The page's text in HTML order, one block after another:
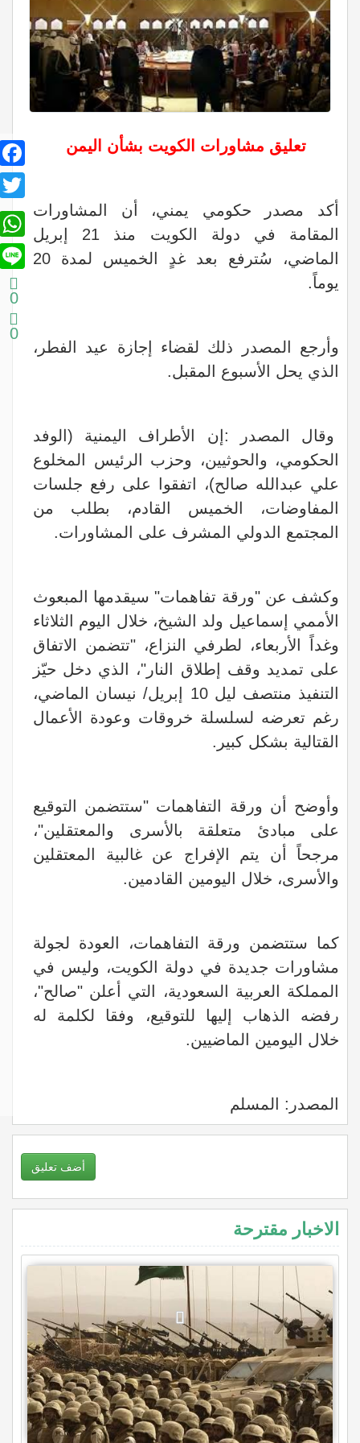
تعليق مشاورات الكويت بشأن اليمن
أكد مصدر حكومي يمني، أن المشاورات
المقامة في دولة الكويت منذ 21 إبريل
الماضي، سُترفع بعد غدٍ الخميس لمدة 20
يوماً.
وأرجع المصدر ذلك لقضاء إجازة عيد الفطر،
الذي يحل الأسبوع المقبل.
وقال المصدر :إن الأطراف اليمنية (الوفد
الحكومي، والحوثيين، وحزب الرئيس المخلوع
علي عبدالله صالح)، اتفقوا على رفع جلسات
المفاوضات، الخميس القادم، بطلب من
المجتمع الدولي المشرف على المشاورات.
وكشف عن "ورقة تفاهمات" سيقدمها المبعوث
الأممي إسماعيل ولد الشيخ، خلال اليوم الثلاثاء
وغداً الأربعاء، لطرفي النزاع، "تتضمن الاتفاق
على تمديد وقف إطلاق النار"، الذي دخل حيّز
التنفيذ منتصف ليل 10 إبريل/ نيسان الماضي،
رغم تعرضه لسلسلة خروقات وعودة الأعمال
القتالية بشكل كبير.
وأوضح أن ورقة التفاهمات "ستتضمن التوقيع
على مبادئ متعلقة بالأسرى والمعتقلين"،
مرجحاً أن يتم الإفراج عن غالبية المعتقلين
والأسرى، خلال اليومين القادمين.
كما ستتضمن ورقة التفاهمات، العودة لجولة
مشاورات جديدة في دولة الكويت، وليس في
المملكة العربية السعودية، التي أعلن "صالح"،
رفضه الذهاب إليها للتوقيع، وفقا لكلمة له
خلال اليومين الماضيين.
المصدر: المسلم
Line
0
0
أضف تعليق
الاخبار مقترحة